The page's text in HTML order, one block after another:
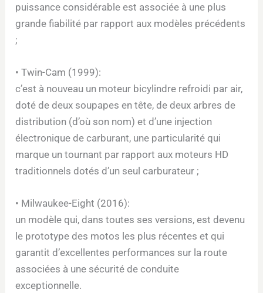
puissance considérable est associée à une plus
grande fiabilité par rapport aux modèles précédents
;
• Twin-Cam (1999):
c’est à nouveau un moteur bicylindre refroidi par air,
doté de deux soupapes en tête, de deux arbres de
distribution (d’où son nom) et d’une injection
électronique de carburant, une particularité qui
marque un tournant par rapport aux moteurs HD
traditionnels dotés d’un seul carburateur ;
• Milwaukee-Eight (2016):
un modèle qui, dans toutes ses versions, est devenu
le prototype des motos les plus récentes et qui
garantit d’excellentes performances sur la route
associées à une sécurité de conduite
exceptionnelle.